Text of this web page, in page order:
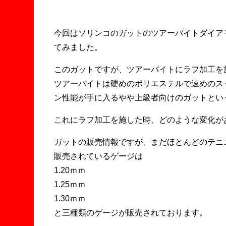
今回はソリンコのガットのツアーバイトダイ
てみました。
このガットですが、ツアーバイトにラフ加工
ツアーバイトは硬めのポリエステルで速めの
ン性能が手に入るやや上級者向けのガットと
これにラフ加工を施した時、どのような変化
ガットの販売情報ですが、まだほとんどのテ
販売されているゲージは
1.20ｍｍ
1.25ｍｍ
1.30ｍｍ
と三種類のゲージが販売されております。